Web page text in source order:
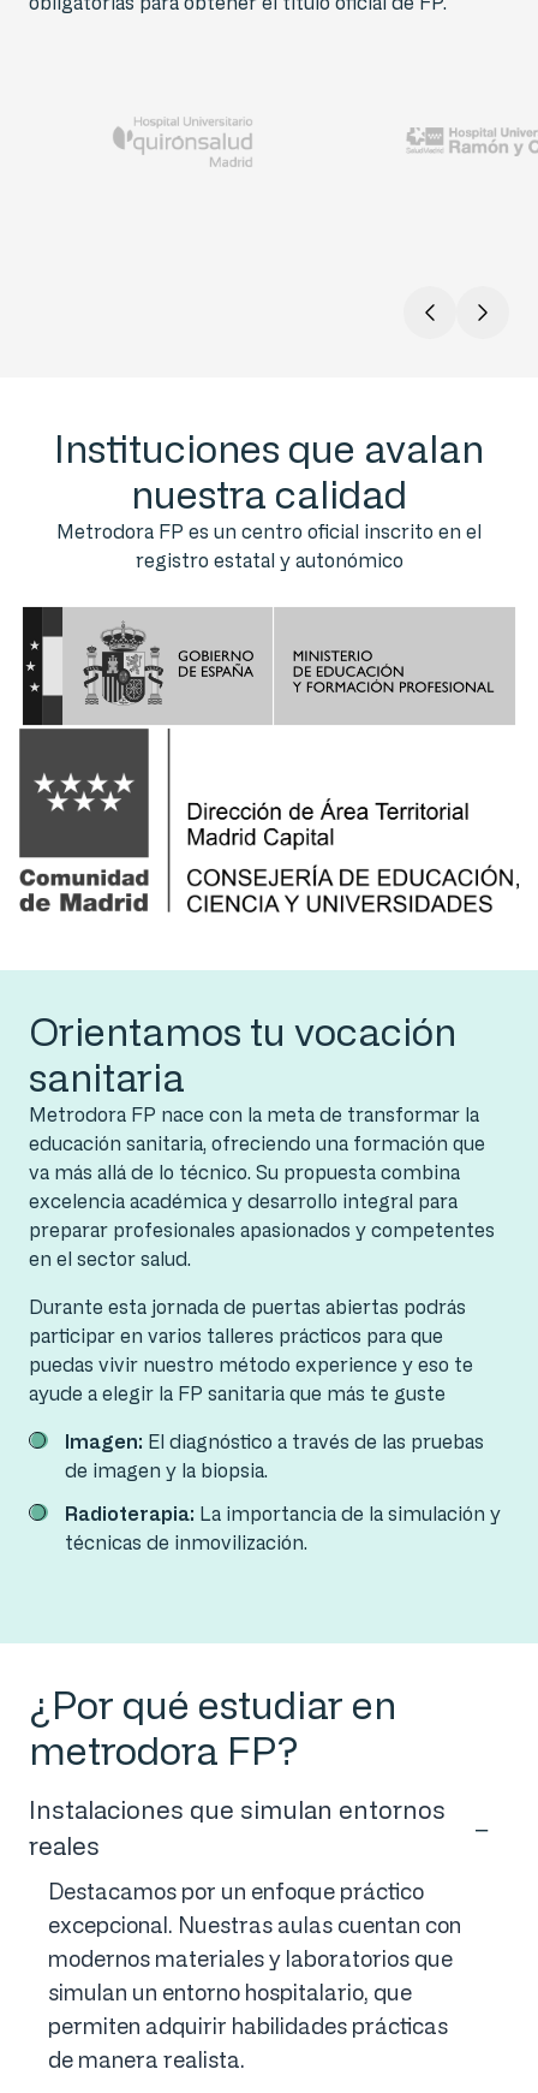
Instituciones que avalan
nuestra calidad
Metrodora FP es un centro oficial inscrito en el
registro estatal y autonómico
Orientamos tu vocación
sanitaria
Metrodora FP nace con la meta de transformar la
educación sanitaria, ofreciendo una formación que
va más allá de lo técnico. Su propuesta combina
excelencia académica y desarrollo integral para
preparar profesionales apasionados y competentes
en el sector salud.
Durante esta jornada de puertas abiertas podrás
participar en varios talleres prácticos para que
puedas vivir nuestro método experience y eso te
ayude a elegir la FP sanitaria que más te guste
Imagen: El diagnóstico a través de las pruebas
de imagen y la biopsia.
Radioterapia: La importancia de la simulación y
técnicas de inmovilización.
¿Por qué estudiar en
metrodora FP?
Instalaciones que simulan entornos
reales
Destacamos por un enfoque práctico
excepcional. Nuestras aulas cuentan con
modernos materiales y laboratorios que
simulan un entorno hospitalario, que
permiten adquirir habilidades prácticas
de manera realista.